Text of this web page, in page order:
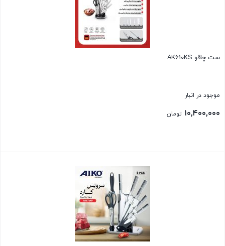
ست چاقو AK610KS
موجود در انبار
۱۰,۴۰۰,۰۰۰ تومان